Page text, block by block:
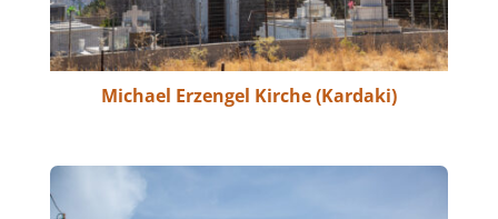
Michael Erzengel Kirche (Kardaki)